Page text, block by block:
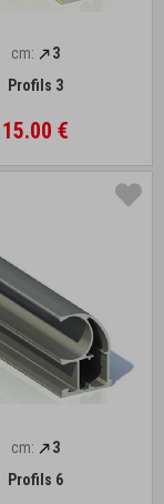
cm:
3
Profils 3
15.00 €
cm:
3
Profils 6